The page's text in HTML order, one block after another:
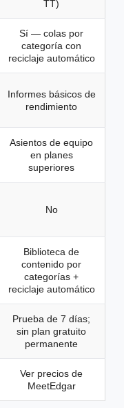
TT)
Sí — colas por
categoría con
reciclaje automático
Informes básicos de
rendimiento
Asientos de equipo
en planes
superiores
No
Biblioteca de
contenido por
categorías +
reciclaje automático
Prueba de 7 días;
sin plan gratuito
permanente
Ver precios de
MeetEdgar